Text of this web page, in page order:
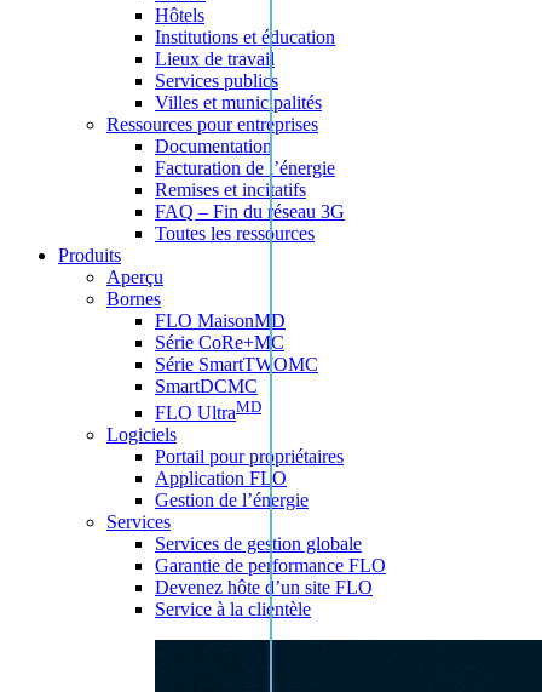
Hôtels
Institutions et éducation
Lieux de travail
Services publics
Villes et municipalités
Ressources pour entreprises
Documentation
Facturation de l’énergie
Remises et incitatifs
FAQ – Fin du réseau 3G
Toutes les ressources
Produits
Aperçu
Bornes
FLO MaisonMD
Série CoRe+MC
Série SmartTWOMC
SmartDCMC
FLO UltraMD
Logiciels
Portail pour propriétaires
Application FLO
Gestion de l’énergie
Services
Services de gestion globale
Garantie de performance FLO
Devenez hôte d’un site FLO
Service à la clientèle